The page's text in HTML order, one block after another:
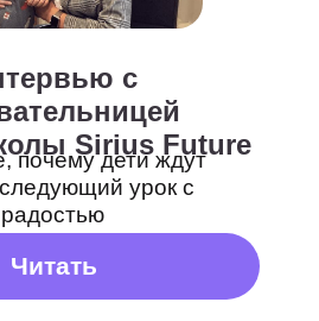
нужно ребенку